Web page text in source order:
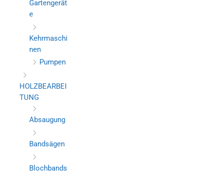
Gartengerät
e
Kehrmaschi
nen
Pumpen
HOLZBEARBEI
TUNG
Absaugung
Bandsägen
Blochbands